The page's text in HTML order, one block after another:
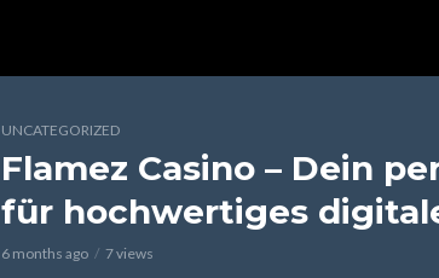
UNCATEGORIZED
Flamez Casino – Dein
für hochwertiges
6 months ago 7 views